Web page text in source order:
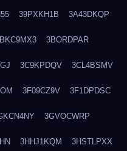
39PXKH1B 3A43DKQP
3BORDPAR
3C9KPDQV 3CL4BSMV
3F09CZ9V 3F1DPDSC
3GVOCWRP
3HHJ1KQM 3HSTLPXX